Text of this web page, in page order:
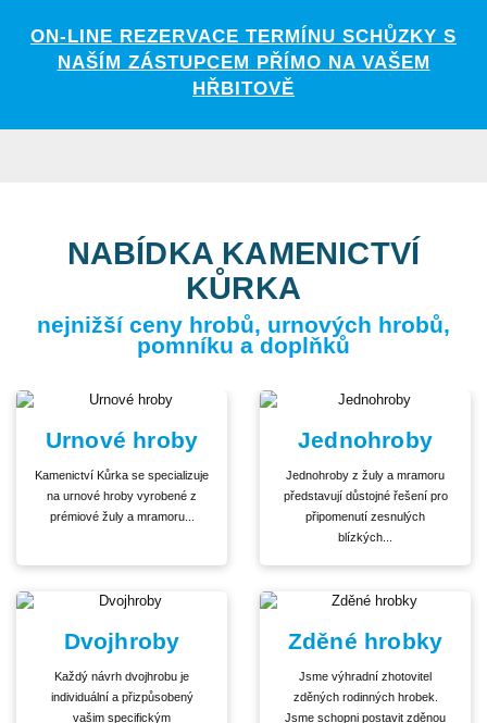
ON-LINE REZERVACE TERMÍNU SCHŮZKY S
NAŠÍM ZÁSTUPCEM PŘÍMO NA VAŠEM
HŘBITOVĚ
NABÍDKA KAMENICTVÍ
KŮRKA
nejnižší ceny hrobů, urnových hrobů,
pomníku a doplňků
Urnové hroby
Kamenictví Kůrka se specializuje
na urnové hroby vyrobené z
prémiové žuly a mramoru...
Jednohroby
Jednohroby z žuly a mramoru
představují důstojné řešení pro
připomenutí zesnulých
blízkých...
Dvojhroby
Každý návrh dvojhrobu je
individuální a přizpůsobený
vašim specifickým
Zděné hrobky
Jsme výhradní zhotovitel
zděných rodinných hrobek.
Jsme schopni postavit zděnou